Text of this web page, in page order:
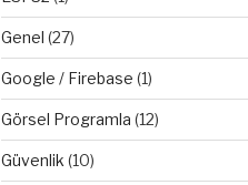
Genel (27)
Google / Firebase (1)
Görsel Programla (12)
Güvenlik (10)